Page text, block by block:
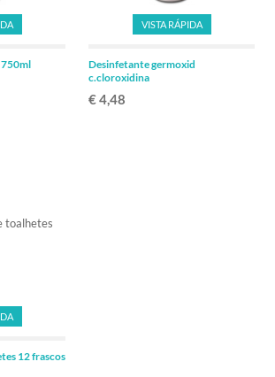
750ml
Desinfetante germoxid
c.cloroxidina
€ 4,48
VISTA RÁPIDA
12 frascos